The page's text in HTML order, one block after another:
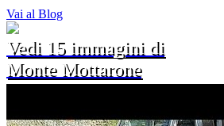
Vai al Blog
Vedi 15 immagini di
Monte Mottarone